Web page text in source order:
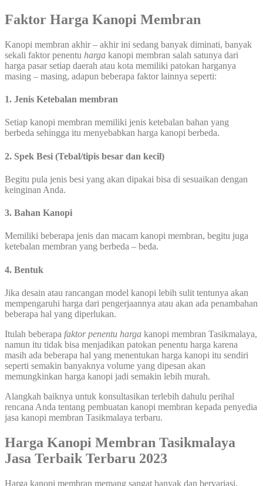
Faktor Harga Kanopi Membran
Kanopi membran akhir – akhir ini sedang banyak diminati, banyak
sekali faktor penentu harga kanopi membran salah satunya dari
harga pasar setiap daerah atau kota memiliki patokan harganya
masing – masing, adapun beberapa faktor lainnya seperti:
1. Jenis Ketebalan membran
Setiap kanopi membran memiliki jenis ketebalan bahan yang
berbeda sehingga itu menyebabkan harga kanopi berbeda.
2. Spek Besi (Tebal/tipis besar dan kecil)
Begitu pula jenis besi yang akan dipakai bisa di sesuaikan dengan
keinginan Anda.
3. Bahan Kanopi
Memiliki beberapa jenis dan macam kanopi membran, begitu juga
ketebalan membran yang berbeda – beda.
4. Bentuk
Jika desain atau rancangan model kanopi lebih sulit tentunya akan
mempengaruhi harga dari pengerjaannya atau akan ada penambahan
beberapa hal yang diperlukan.
Itulah beberapa faktor penentu harga kanopi membran Tasikmalaya,
namun itu tidak bisa menjadikan patokan penentu harga karena
masih ada beberapa hal yang menentukan harga kanopi itu sendiri
seperti semakin banyaknya volume yang dipesan akan
memungkinkan harga kanopi jadi semakin lebih murah.
Alangkah baiknya untuk konsultasikan terlebih dahulu perihal
rencana Anda tentang pembuatan kanopi membran kepada penyedia
jasa kanopi membran Tasikmalaya terbaru.
Harga Kanopi Membran Tasikmalaya
Jasa Terbaik Terbaru 2023
Harga kanopi membran memang sangat banyak dan bervariasi.